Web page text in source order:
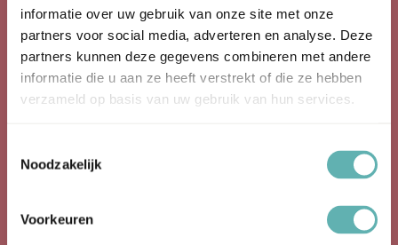
informatie over uw gebruik van onze site met onze
partners voor social media, adverteren en analyse. Deze
partners kunnen deze gegevens combineren met andere
informatie die u aan ze heeft verstrekt of die ze hebben
verzameld op basis van uw gebruik van hun services.
Noodzakelijk
Voorkeuren
Cupcake Topper
Eetbare Glitter